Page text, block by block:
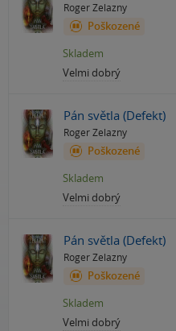
Roger Zelazny
Poškozené
Velmi dobrý
Skladem
Pán světla (Defekt)
Roger Zelazny
Poškozené
Velmi dobrý
Skladem
Pán světla (Defekt)
Roger Zelazny
Poškozené
Velmi dobrý
Skladem